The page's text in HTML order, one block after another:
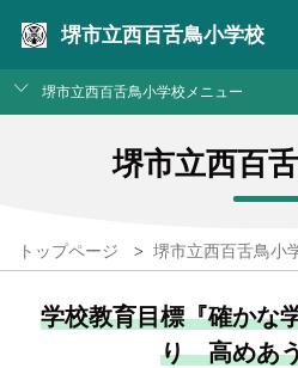
堺市立西百舌鳥小学校
堺市立西百舌鳥小学校メニュー
堺市立西百
トップページ > 堺市立西百舌鳥小
学校教育目標『確か
り 高めあ